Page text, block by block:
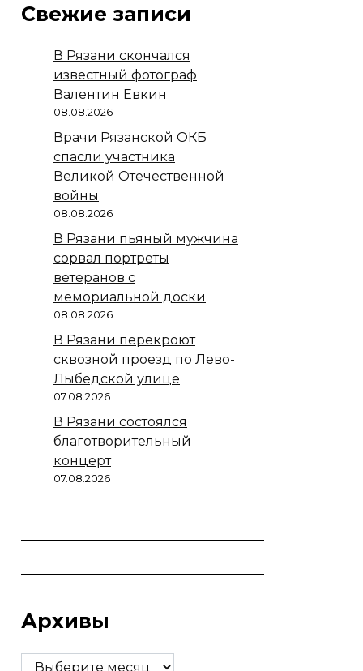
Свежие записи
В Рязани скончался
известный фотограф
Валентин Евкин
08.08.2026
Врачи Рязанской ОКБ
спасли участника
Великой Отечественной
войны
08.08.2026
В Рязани пьяный мужчина
сорвал портреты
ветеранов с
мемориальной доски
08.08.2026
В Рязани перекроют
сквозной проезд по Лево-
Лыбедской улице
07.08.2026
В Рязани состоялся
благотворительный
концерт
07.08.2026
Архивы
Архивы